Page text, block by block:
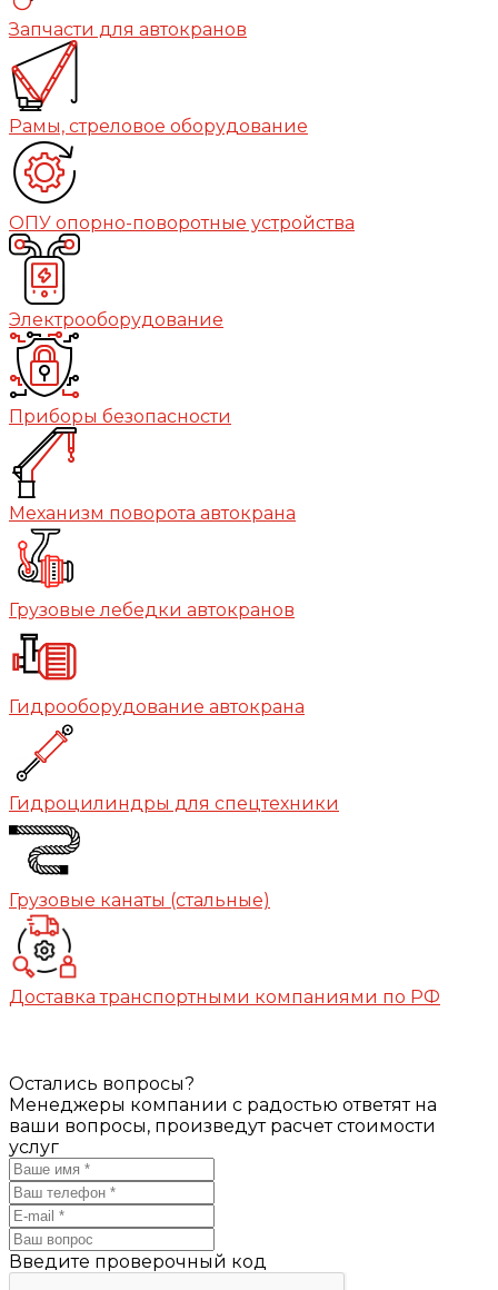
Запчасти для автокранов
Рамы, стреловое оборудование
ОПУ опорно-поворотные устройства
Электрооборудование
Приборы безопасности
Механизм поворота автокрана
Грузовые лебедки автокранов
Гидрооборудование автокрана
Гидроцилиндры для спецтехники
Грузовые канаты (стальные)
Доставка транспортными компаниями по РФ
Остались вопросы?
Менеджеры компании с радостью ответят на
ваши вопросы, произведут расчет стоимости
услуг
Введите проверочный код